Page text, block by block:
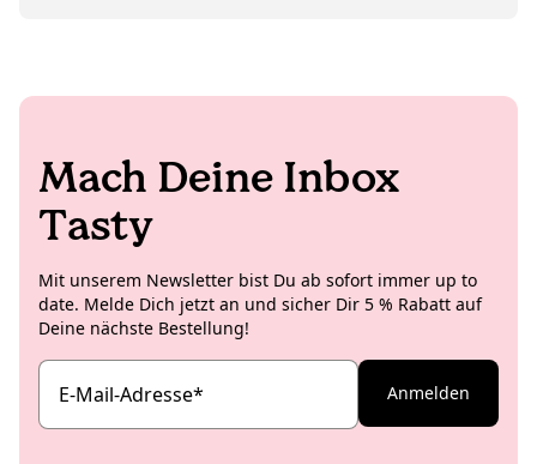
Studioküche auf und kreiert insbesondere für die
Mach Deine Inbox
Tasty
Mit unserem Newsletter bist Du ab sofort immer up to
date. Melde Dich jetzt an und sicher Dir 5 % Rabatt auf
Deine nächste Bestellung!
E-Mail-Adresse* Anmelden